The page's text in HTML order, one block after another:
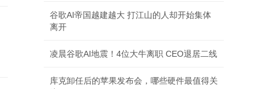
谷歌AI帝国越建越大 打江山的人却开始集体
离开
凌晨谷歌AI地震！4位大牛离职 CEO退居二线
库克卸任后的苹果发布会，哪些硬件最值得关